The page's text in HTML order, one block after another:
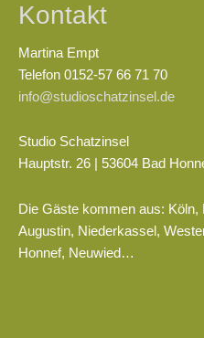
Kontakt
Martina Empt
Telefon 0152-57 66 71 70
info@studioschatzinsel.de
Studio Schatzinsel
Hauptstr. 26 | 53604 Bad
Die Gäste kommen aus: Köln,
Augustin, Niederkassel,
Honnef, Neuwied…